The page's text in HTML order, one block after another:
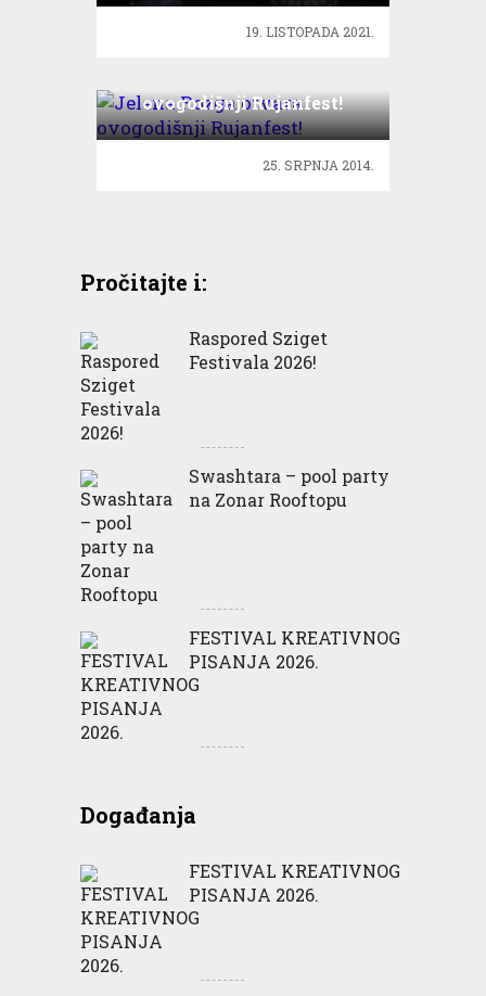
19. LISTOPADA 2021.
ovogodišnji Rujanfest!
25. SRPNJA 2014.
Pročitajte i:
Raspored Sziget
Festivala 2026!
Swashtara – pool party
na Zonar Rooftopu
FESTIVAL KREATIVNOG
PISANJA 2026.
Događanja
FESTIVAL KREATIVNOG
PISANJA 2026.